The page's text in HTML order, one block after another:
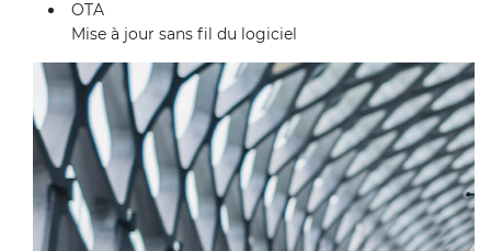
OTA
Mise à jour sans fil du logiciel